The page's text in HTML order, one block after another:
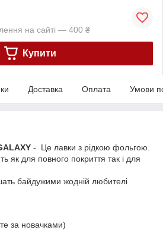
на сайті — 400 ₴
Купити
Доставка Оплата Умови
- Це лавки з рідкою фольгою.
як для повного покриття так і для
байдужими жодній любителі
за новачками)